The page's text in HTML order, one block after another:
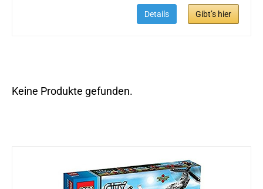
Details Gibt’s hier
Keine Produkte gefunden.